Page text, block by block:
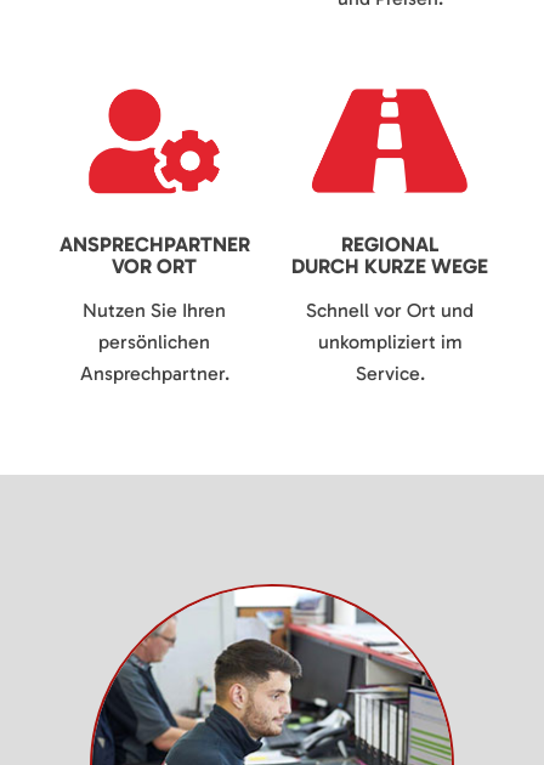
ANSPRECHPARTNER
VOR ORT
Nutzen Sie Ihren
persönlichen
Ansprechpartner.
REGIONAL
DURCH KURZE WEGE
Schnell vor Ort und
unkompliziert im
Service.